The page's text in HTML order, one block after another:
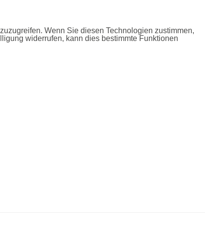
Wenn Sie diesen Technologien zustimmen,
widerrufen, kann dies bestimmte Funktionen